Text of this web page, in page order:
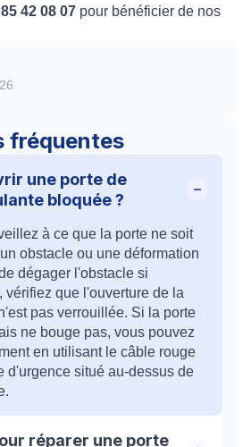
42 08 07 pour bénéficier de nos
fréquentes
une porte de
bloquée ?
à ce que la porte ne soit
obstacle ou une déformation
dégager l'obstacle si
vérifiez que l'ouverture de la
pas verrouillée. Si la porte
ne bouge pas, vous pouvez
en utilisant le câble rouge
d'urgence situé au-dessus de
réparer une porte